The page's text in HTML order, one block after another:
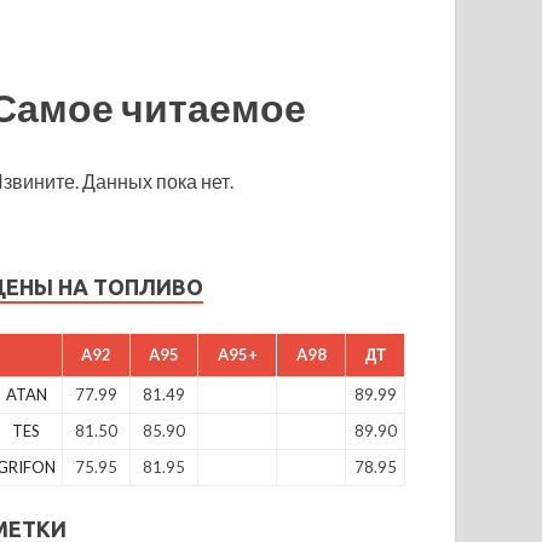
читаемое
Данных пока нет.
НА ТОПЛИВО
A92 A95 A95+ A98 ДТ
ATAN 77.99 81.49
89.99
TES
81.50 85.90
89.90
75.95 81.95 78.95